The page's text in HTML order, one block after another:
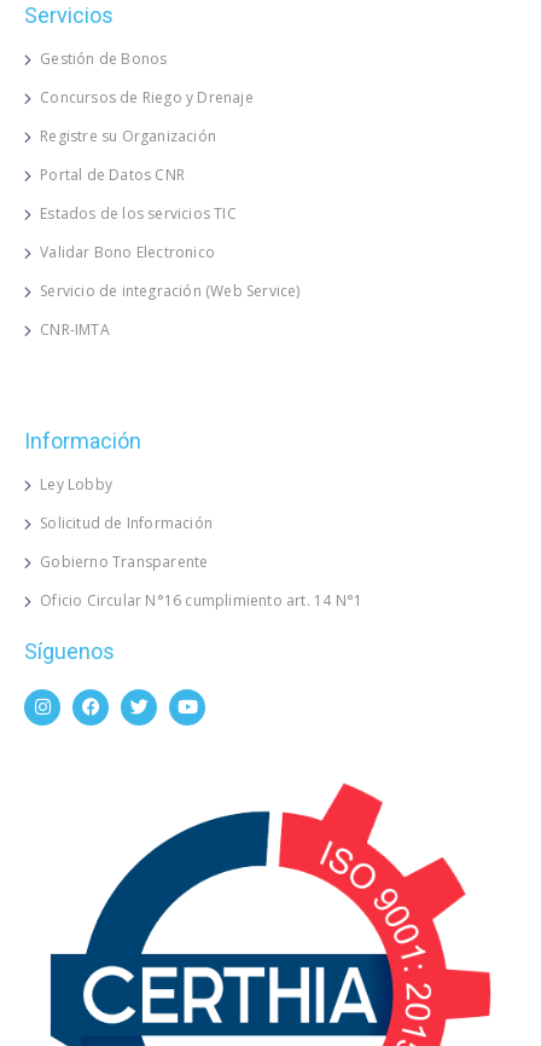
Servicios
Gestión de Bonos
Concursos de Riego y Drenaje
Registre su Organización
Portal de Datos CNR
Estados de los servicios TIC
Validar Bono Electronico
Servicio de integración (Web Service)
CNR-IMTA
Información
Ley Lobby
Solicitud de Información
Gobierno Transparente
Oficio Circular N°16 cumplimiento art. 14 N°1
Síguenos